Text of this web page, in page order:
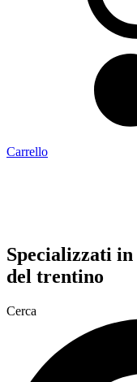
Carrello
Specializzati in
del trentino
Cerca